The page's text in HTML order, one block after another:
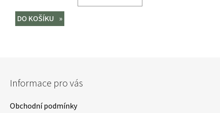
DO KOŠÍKU
Informace pro vás
Obchodní podmínky